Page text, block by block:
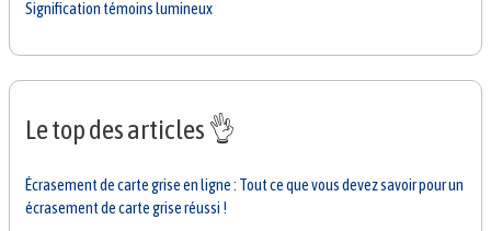
Signification témoins lumineux
Le top des articles 👌
Écrasement de carte grise en ligne : Tout ce que vous devez savoir pour un
écrasement de carte grise réussi !